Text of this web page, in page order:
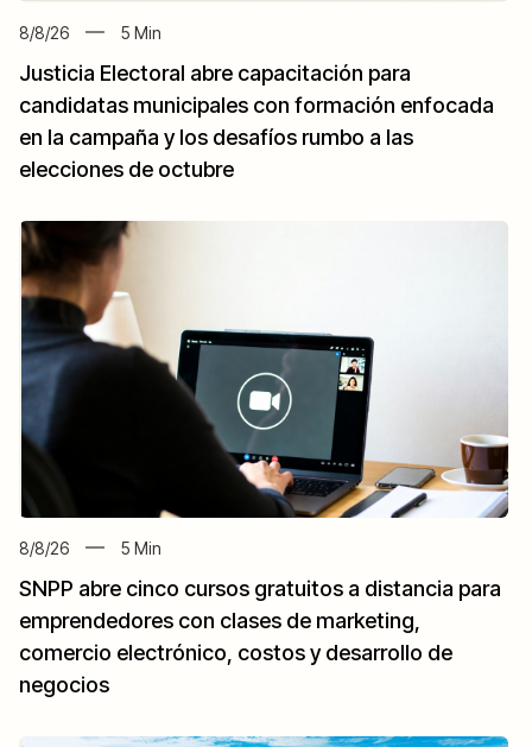
8/8/26 5 Min
Justicia Electoral abre capacitación para
candidatas municipales con formación enfocada
en la campaña y los desafíos rumbo a las
elecciones de octubre
8/8/26 5 Min
SNPP abre cinco cursos gratuitos a distancia para
emprendedores con clases de marketing,
comercio electrónico, costos y desarrollo de
negocios